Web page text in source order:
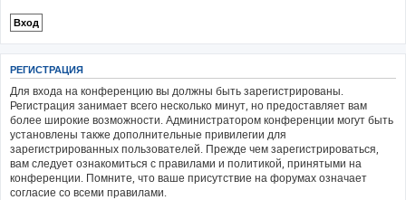
РЕГИСТРАЦИЯ
Для входа на конференцию вы должны быть зарегистрированы.
Регистрация занимает всего несколько минут, но предоставляет вам
более широкие возможности. Администратором конференции могут быть
установлены также дополнительные привилегии для
зарегистрированных пользователей. Прежде чем зарегистрироваться,
вам следует ознакомиться с правилами и политикой, принятыми на
конференции. Помните, что ваше присутствие на форумах означает
согласие со всеми правилами.